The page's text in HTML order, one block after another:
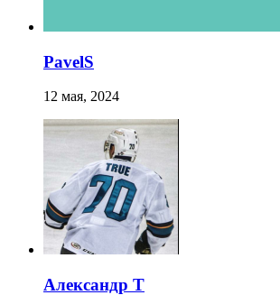
PavelS
12 мая, 2024
Александр Т